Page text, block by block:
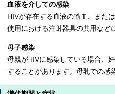
血液を介しての感染
HIVが存在する血液の輸血、また
使用における注射器具の共用など
母子感染
母親がHIVに感染している場合、
することがあります。母乳での感